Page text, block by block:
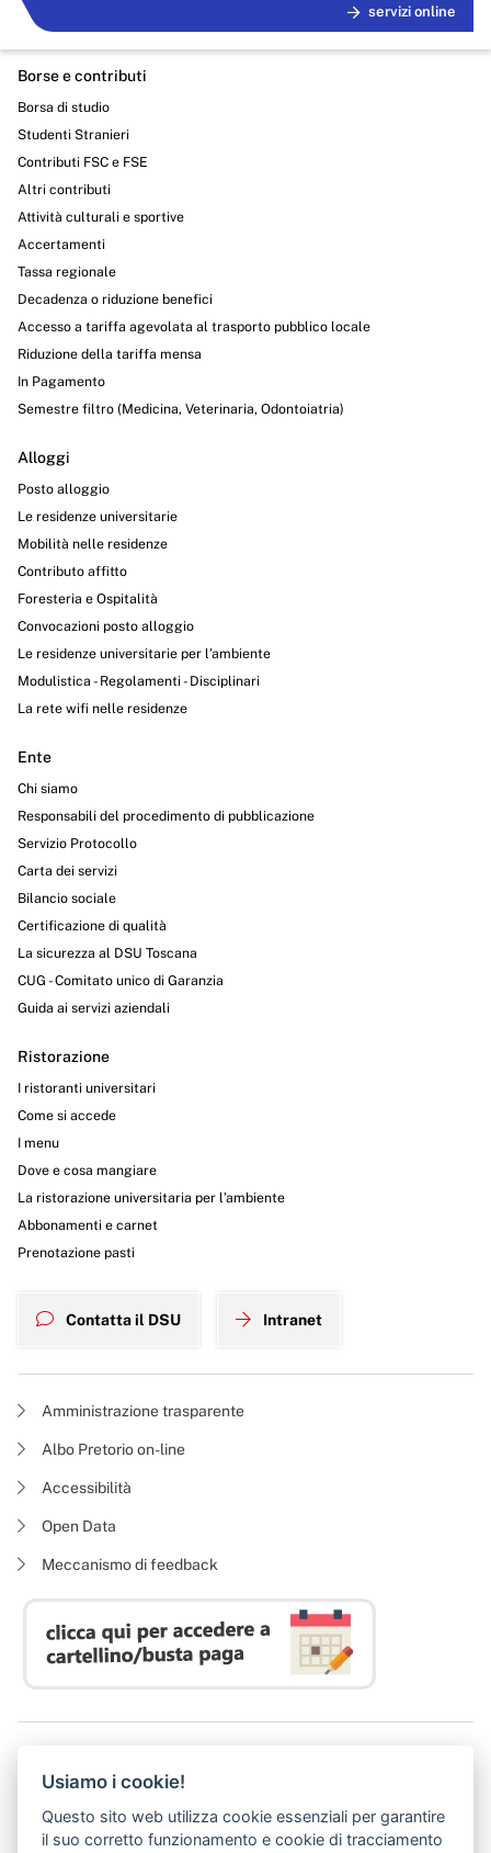
servizi online
Borse e contributi
Borsa di studio
Studenti Stranieri
Contributi FSC e FSE
Altri contributi
Attività culturali e sportive
Accertamenti
Tassa regionale
Decadenza o riduzione benefici
Accesso a tariffa agevolata al trasporto pubblico locale
Riduzione della tariffa mensa
In Pagamento
Semestre filtro (Medicina, Veterinaria, Odontoiatria)
Alloggi
Posto alloggio
Le residenze universitarie
Mobilità nelle residenze
Contributo affitto
Foresteria e Ospitalità
Convocazioni posto alloggio
Le residenze universitarie per l’ambiente
Modulistica - Regolamenti - Disciplinari
La rete wifi nelle residenze
Ente
Chi siamo
Responsabili del procedimento di pubblicazione
Servizio Protocollo
Carta dei servizi
Bilancio sociale
Certificazione di qualità
La sicurezza al DSU Toscana
CUG - Comitato unico di Garanzia
Guida ai servizi aziendali
Ristorazione
I ristoranti universitari
Come si accede
I menu
Dove e cosa mangiare
La ristorazione universitaria per l’ambiente
Abbonamenti e carnet
Prenotazione pasti
Contatta il DSU Intranet
Amministrazione trasparente
Albo Pretorio on-line
Accessibilità
Open Data
Meccanismo di feedback
P. I. 05913670484 | C. F. 94164020482
(abilitato alla ricezione di soli messaggi di posta elettronica certificata)
Usiamo i cookie!
Questo sito web utilizza cookie essenziali per garantire
il suo corretto funzionamento e cookie di tracciamento